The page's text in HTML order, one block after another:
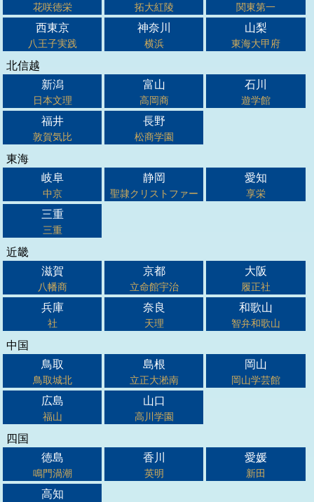
花咲徳栄 拓大紅陵 関東第一
西東京
八王子実践
神奈川
横浜
山梨
東海大甲府
北信越
新潟
日本文理
富山
高岡商
石川
遊学館
福井
敦賀気比
長野
松商学園
東海
岐阜
中京
静岡
聖隷クリストファー
愛知
享栄
三重
三重
近畿
滋賀
八幡商
京都
立命館宇治
大阪
履正社
兵庫
社
奈良
天理
和歌山
智弁和歌山
中国
鳥取
鳥取城北
島根
立正大淞南
岡山
岡山学芸館
広島
福山
山口
高川学園
四国
徳島
鳴門渦潮
香川
英明
愛媛
新田
高知